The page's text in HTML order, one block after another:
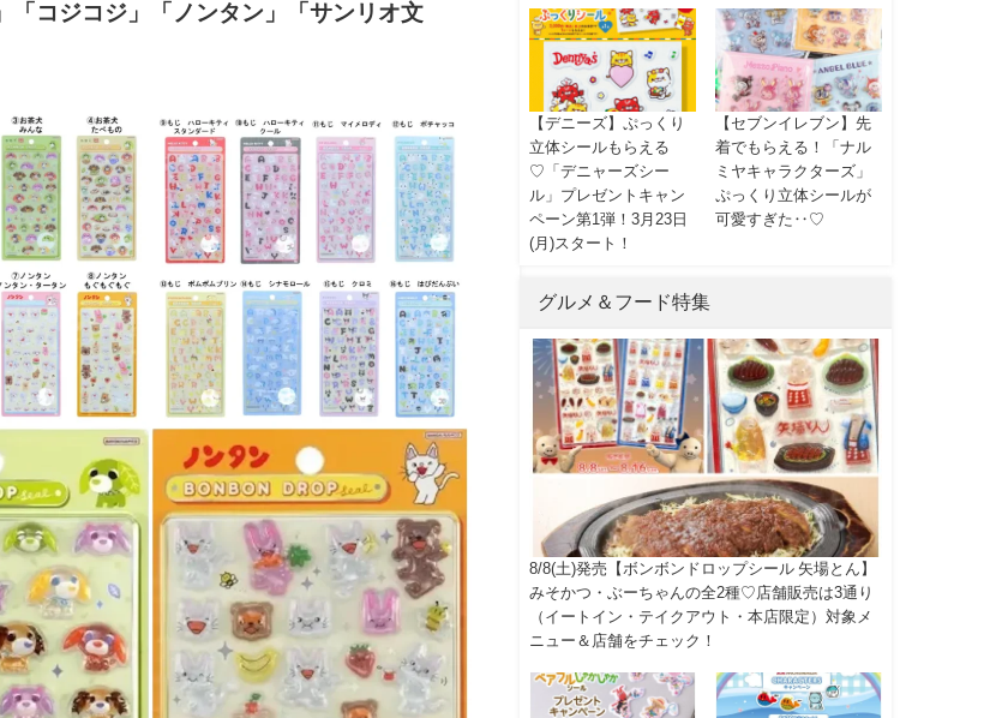
コジコジ」「ノンタン」「サンリオ文
【デニーズ】ぷっくり
立体シールもらえる
♡「デニャーズシー
ル」プレゼントキャン
ペーン第1弾！3月23日
(月)スタート！
【セブンイレブン】先
着でもらえる！「ナル
ミヤキャラクターズ」
ぷっくり立体シールが
可愛すぎた‥♡
グルメ＆フード特集
8/8(土)発売【ボンボンドロップシール 矢場とん】
みそかつ・ぶーちゃんの全2種♡店舗販売は3通り
（イートイン・テイクアウト・本店限定）対象メ
ニュー＆店舗をチェック！